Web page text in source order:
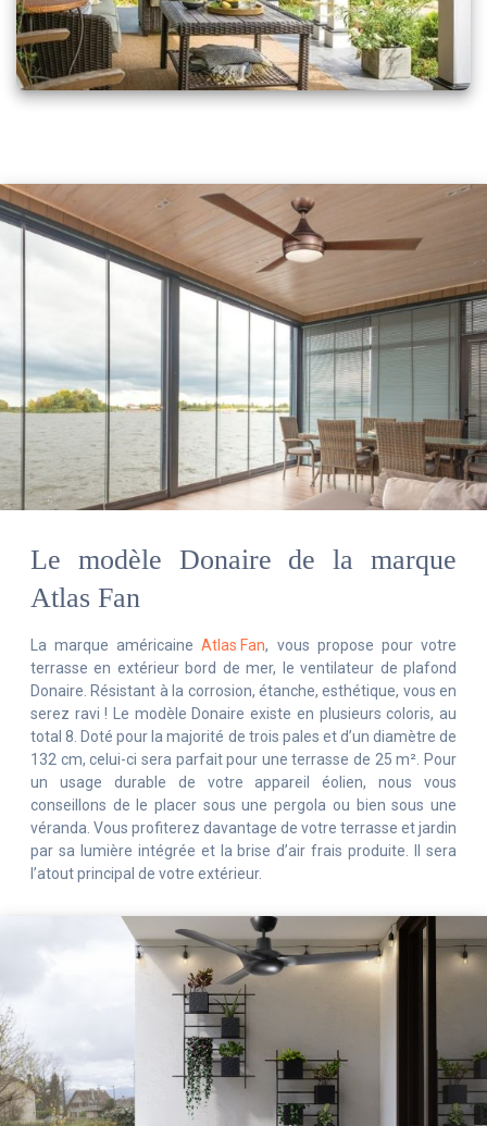
Le modèle Donaire de la marque
Atlas Fan
La marque américaineAtlas Fan, vous propose pour votre
terrasse en extérieur bord de mer, le ventilateur de plafond
Donaire. Résistant à la corrosion, étanche, esthétique, vous en
serez ravi ! Le modèle Donaire existe en plusieurs coloris, au
total 8. Doté pour la majorité de trois pales et d’un diamètre de
132 cm, celui-ci sera parfait pour une terrasse de 25 m². Pour
un usage durable de votre appareil éolien, nous vous
conseillons de le placer sous une pergola ou bien sous une
véranda. Vous profiterez davantage de votre terrasse et jardin
par sa lumière intégrée et la brise d’air frais produite. Il sera
l’atout principal de votre extérieur.